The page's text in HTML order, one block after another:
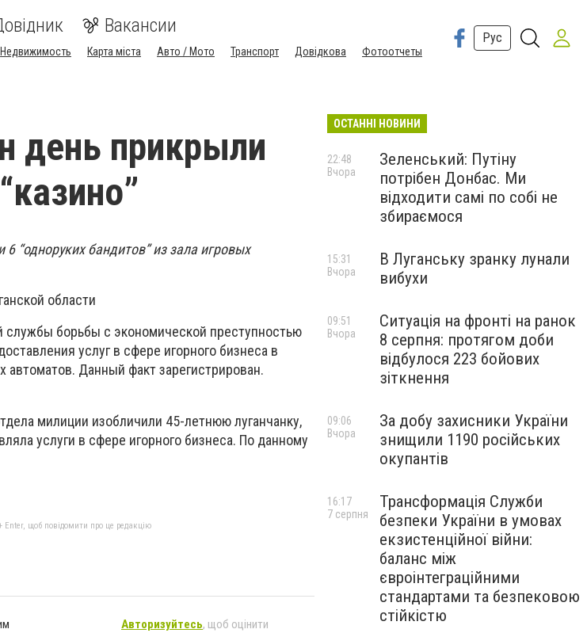
Вакансии
Недвижимость Карта міста Авто / Мото Транспорт Довідкова Фотоотчеты
Рус
день прикрыли
“одноруких бандитов” из зала игровых
области
службы борьбы с экономической преступностью
услуг в сфере игорного бизнеса в
Данный факт зарегистрирован.
милиции изобличили 45-летнюю луганчанку,
услуги в сфере игорного бизнеса. По данному
Enter, щоб повідомити про це редакцію
Авторизуйтесь, щоб оцінити
ОСТАННІ НОВИНИ
Зеленський: Путіну
потрібен Донбас. Ми
відходити самі по собі не
збираємося
22:48
Вчора
В Луганську зранку лунали
вибухи
15:31
Вчора
Ситуація на фронті на ранок
8 серпня: протягом доби
відбулося 223 бойових
зіткнення
09:51
Вчора
За добу захисники України
знищили 1190 російських
окупантів
09:06
Вчора
Трансформація Служби
безпеки України в умовах
екзистенційної війни:
баланс між
євроінтеграційними
стандартами та безпековою
стійкістю
16:17
7 серпня